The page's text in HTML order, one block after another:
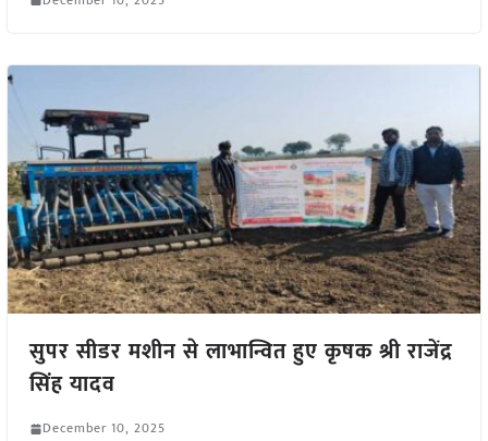
सुपर सीडर मशीन से लाभान्वित हुए कृषक श्री राजेंद्र
सिंह यादव
December 10, 2025